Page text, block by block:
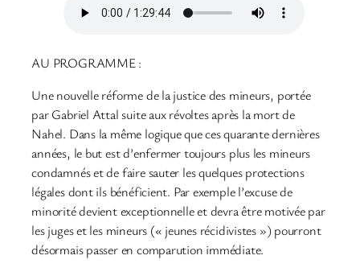
AU PROGRAMME :
Une nouvelle réforme de la justice des mineurs, portée
par Gabriel Attal suite aux révoltes après la mort de
Nahel. Dans la même logique que ces quarante dernières
années, le but est d’enfermer toujours plus les mineurs
condamnés et de faire sauter les quelques protections
légales dont ils bénéficient. Par exemple l’excuse de
minorité devient exceptionnelle et devra être motivée par
les juges et les mineurs (« jeunes récidivistes ») pourront
désormais passer en comparution immédiate.